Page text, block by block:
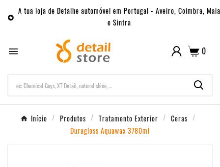

A tua loja de Detalhe automóvel em Portugal - Aveiro, Coimbra, Maia
e Sintra
 0
Início Produtos Tratamento Exterior
Ceras
Duragloss Aquawax 3780ml